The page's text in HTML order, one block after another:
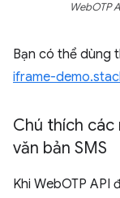
WebOTP
Bạn có thể dùng
iframe-
Chú thích các
văn bản SMS
Khi WebOTP